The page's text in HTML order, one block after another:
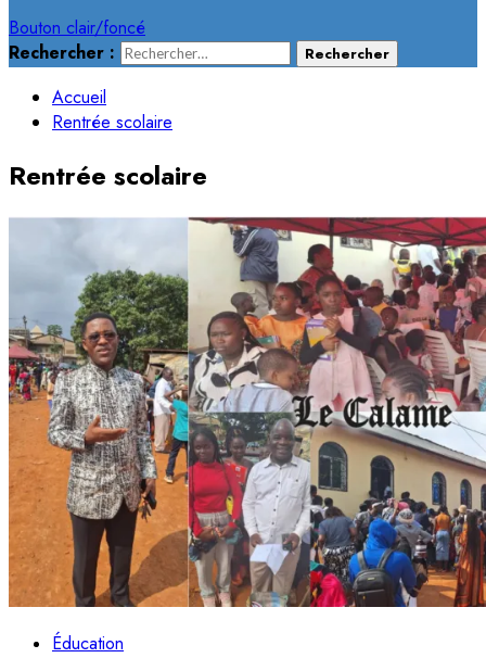
Bouton clair/foncé
Rechercher :
Accueil
Rentrée scolaire
Rentrée scolaire
Éducation